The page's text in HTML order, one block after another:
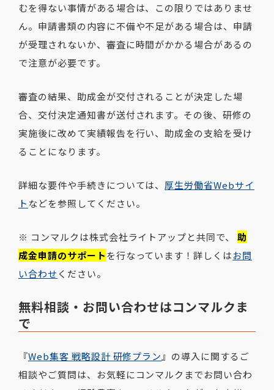
むを得ない事情がある場合は、この限りではありませ
ん。申請書類の内容に不備や不足がある場合は、申請
が受理されないか、審査に時間がかかる場合があるの
で注意が必要です。
審査の結果、助成金が交付されることが決定した場
合、交付決定通知書が送付されます。その後、研修の
実施後に改めて実績報告を行い、助成金の支給を受け
ることになります。
詳細な要件や手続きについては、 厚生労働省Webサイ
ト などを参照してください。
※ コンマルクは株式会社ライトアップと共同で、助
成金申請のサポートを行なっています！詳しくはお問
い合わせ ください。
無料相談・お問い合わせはコンマルクま
で
『Web集客 戦略設計 研修プラン 』の導入に関するご
相談やご質問は、お気軽にコンマルクまでお問い合わ